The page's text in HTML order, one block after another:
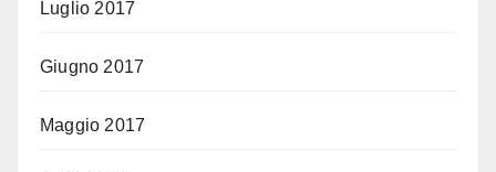
Luglio 2017
Giugno 2017
Maggio 2017